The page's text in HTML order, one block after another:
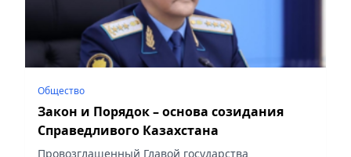
Общество
Закон и Порядок – основа созидания
Справедливого Казахстана
Провозглашенный Главой государства